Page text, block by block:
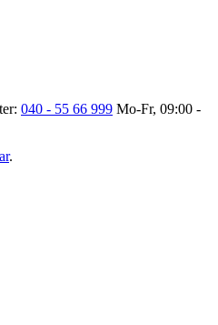
040 - 55 66 999 Mo-Fr, 09:00 -
.